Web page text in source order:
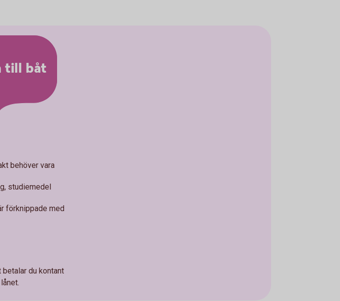
behöver vara
studiemedel
förknippade med
betalar du kontant
till båt